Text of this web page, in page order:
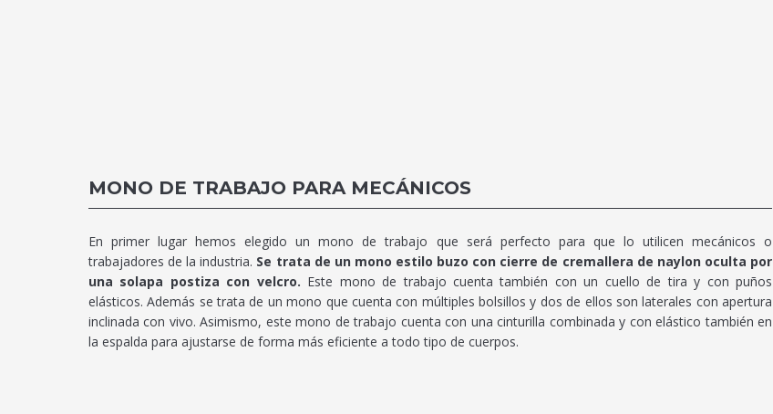
MONO DE TRABAJO PARA MECÁNICOS
En primer lugar hemos elegido un mono de trabajo que será perfecto para que lo utilicen mecánicos o
trabajadores de la industria. Se trata de un mono estilo buzo con cierre de cremallera de naylon oculta por
una solapa postiza con velcro. Este mono de trabajo cuenta también con un cuello de tira y con puños
elásticos. Además se trata de un mono que cuenta con múltiples bolsillos y dos de ellos son laterales con apertura
inclinada con vivo. Asimismo, este mono de trabajo cuenta con una cinturilla combinada y con elástico también en
la espalda para ajustarse de forma más eficiente a todo tipo de cuerpos.